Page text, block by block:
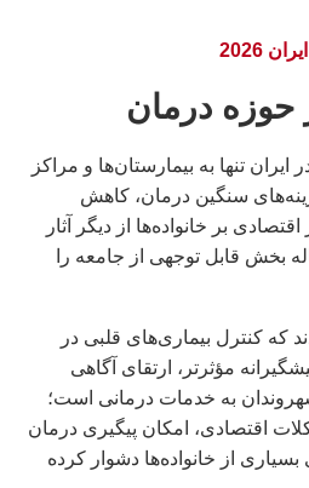
2026
حوزه درمان
تنها به بیمارستان‌ها و مراکز
سنگین درمان، کاهش
بر خانواده‌ها از دیگر آثار
بخش قابل توجهی از جامعه را
که کنترل بیماری‌های قلبی در
مؤثرتر، ارتقای آگاهی
به خدمات درمانی است؛
اقتصادی، امکان پیگیری درمان
از خانواده‌ها دشوار کرده